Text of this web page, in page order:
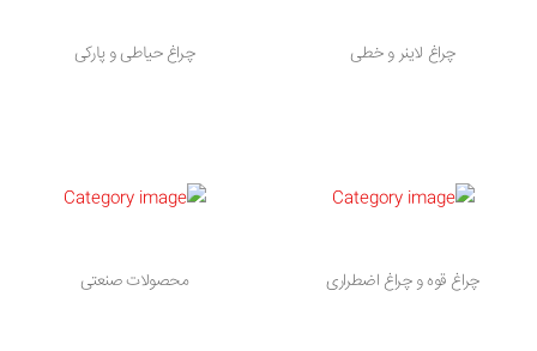
چراغ لاینر و خطی چراغ حیاطی و پارکی
چراغ قوه و چراغ اضطراری محصولات صنعتی